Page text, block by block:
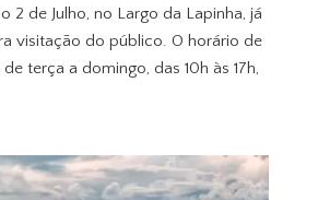
2 de Julho, no Largo da Lapinha, já
visitação do público. O horário de
terça a domingo, das 10h às 17h,